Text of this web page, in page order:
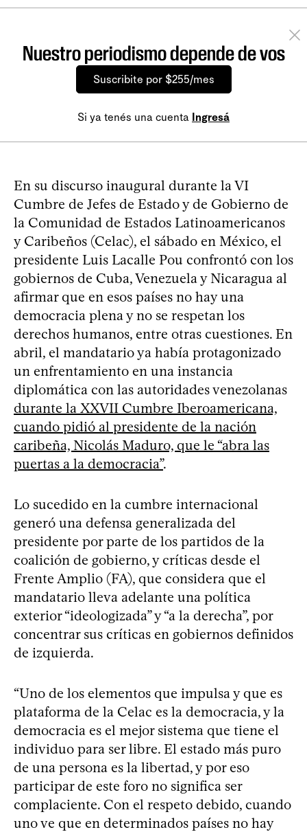
Nuestro periodismo depende de vos
Suscribite por $255/mes
Si ya tenés una cuenta Ingresá
En su discurso inaugural durante la VI
Cumbre de Jefes de Estado y de Gobierno de
la Comunidad de Estados Latinoamericanos
y Caribeños (Celac), el sábado en México, el
presidente Luis Lacalle Pou confrontó con los
gobiernos de Cuba, Venezuela y Nicaragua al
afirmar que en esos países no hay una
democracia plena y no se respetan los
derechos humanos, entre otras cuestiones. En
abril, el mandatario ya había protagonizado
un enfrentamiento en una instancia
diplomática con las autoridades venezolanas
durante la XXVII Cumbre Iberoamericana,
cuando pidió al presidente de la nación
caribeña, Nicolás Maduro, que le “abra las
puertas a la democracia”.
Lo sucedido en la cumbre internacional
generó una defensa generalizada del
presidente por parte de los partidos de la
coalición de gobierno, y críticas desde el
Frente Amplio (FA), que considera que el
mandatario lleva adelante una política
exterior “ideologizada” y “a la derecha”, por
concentrar sus críticas en gobiernos definidos
de izquierda.
“Uno de los elementos que impulsa y que es
plataforma de la Celac es la democracia, y la
democracia es el mejor sistema que tiene el
individuo para ser libre. El estado más puro
de una persona es la libertad, y por eso
participar de este foro no significa ser
complaciente. Con el respeto debido, cuando
uno ve que en determinados países no hay